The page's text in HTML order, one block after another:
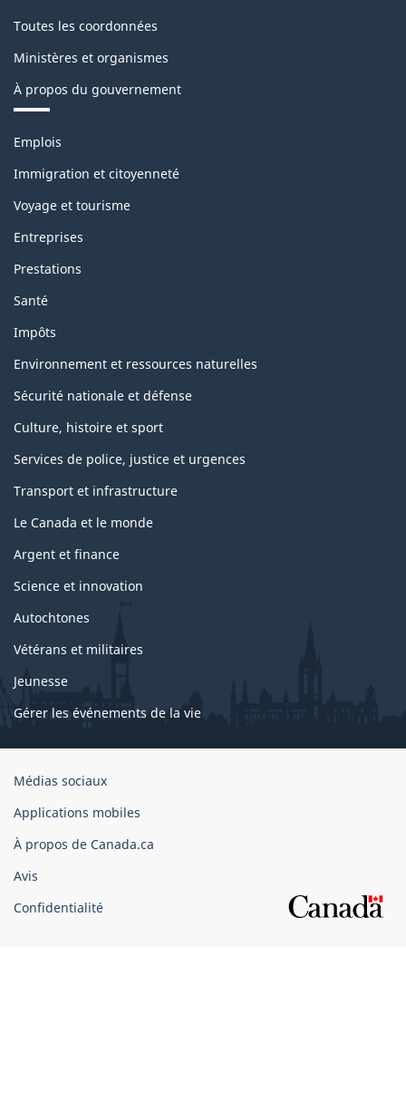
Toutes les coordonnées
Ministères et organismes
À propos du gouvernement
Thèmes
sujets
Emplois
Immigration et citoyenneté
Voyage et tourisme
Entreprises
Prestations
Santé
Impôts
Environnement et ressources naturelles
Sécurité nationale et défense
Culture, histoire et sport
Services de police, justice et urgences
Transport et infrastructure
Le Canada et le monde
Argent et finance
Science et innovation
Autochtones
Vétérans et militaires
Jeunesse
Gérer les événements de la vie
Organisation
gouvernement
du
Canada
Médias sociaux
Applications mobiles
À propos de Canada.ca
Avis
Confidentialité